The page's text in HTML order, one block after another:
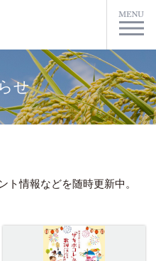
せ
ト情報などを随時更新中。